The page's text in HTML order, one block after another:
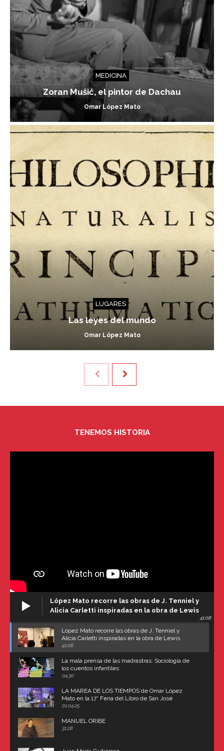
MEDICINA
Zoran Mušič, el pintor de Dachau
Omar López Mato
LUGARES
Las leyes del mundo
Omar López Mato
TENEMOS HISTORIA
López Mato recorre las obras de J. Tenniel y
Alicia Carletti inspiradas en la obra de Lewis
41:08
López Mato recorre las obras de J. Tenniel y
Alicia Carletti inspiradas en la obra de Lewis
Carroll
41:08
La mala prensa de las madrastras: Sociología de
los cuentos infantiles
04:30
LA MAREA DE LOS TIEMPOS de Omar López
Mato en la 17° Feria del Libro de San José
(Uruguay)
01:04:25
MANUEL ORIBE
31:28